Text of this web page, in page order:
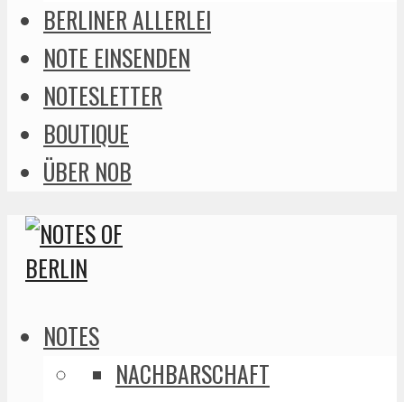
BERLINER ALLERLEI
NOTE EINSENDEN
NOTESLETTER
BOUTIQUE
ÜBER NOB
NOTES
NACHBARSCHAFT